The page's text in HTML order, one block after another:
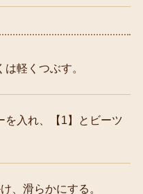
軽くつぶす。
を入れ、【1】とビーツ
、滑らかにする。